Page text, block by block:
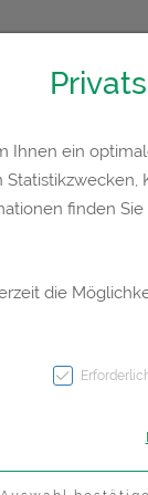
Hautpflege
Ihnen ein
finden
die